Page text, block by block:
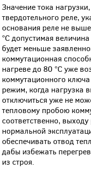
Значение тока
твердотельного реле,
основания реле не
°С допустимая
будет меньше
коммутационная
нагреве до 80 °С уже
коммутационного
режим, когда нагрузка
отключиться уже не
тепловому пробою
соответственно,
нормальной
обеспечивать отвод
дабы избежать
из строя.